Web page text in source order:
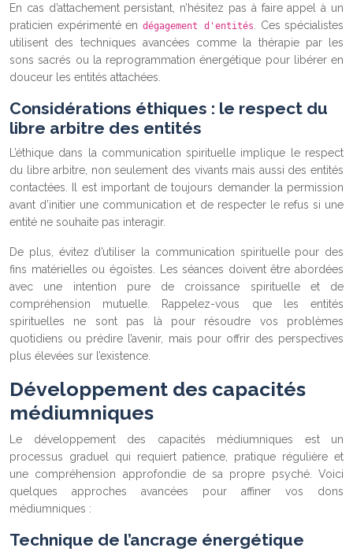
En cas d’attachement persistant, n’hésitez pas à faire appel à un
praticien expérimenté en dégagement d'entités
. Ces spécialistes
utilisent des techniques avancées comme la thérapie par les
sons sacrés ou la reprogrammation énergétique pour libérer en
douceur les entités attachées.
Considérations éthiques : le respect du
libre arbitre des entités
L’éthique dans la communication spirituelle implique le respect
du libre arbitre, non seulement des vivants mais aussi des entités
contactées. Il est important de toujours demander la permission
avant d’initier une communication et de respecter le refus si une
entité ne souhaite pas interagir.
De plus, évitez d’utiliser la communication spirituelle pour des
fins matérielles ou égoïstes. Les séances doivent être abordées
avec une intention pure de croissance spirituelle et de
compréhension mutuelle. Rappelez-vous que les entités
spirituelles ne sont pas là pour résoudre vos problèmes
quotidiens ou prédire l’avenir, mais pour offrir des perspectives
plus élevées sur l’existence.
Développement des capacités
médiumniques
Le développement des capacités médiumniques est un
processus graduel qui requiert patience, pratique régulière et
une compréhension approfondie de sa propre psyché. Voici
quelques approches avancées pour affiner vos dons
médiumniques :
Technique de l’ancrage énergétique